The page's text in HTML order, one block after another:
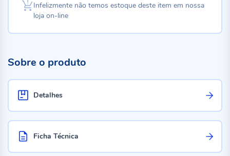
Infelizmente não temos estoque deste item em nossa
loja on-line
Sobre o produto
Detalhes
Ficha Técnica